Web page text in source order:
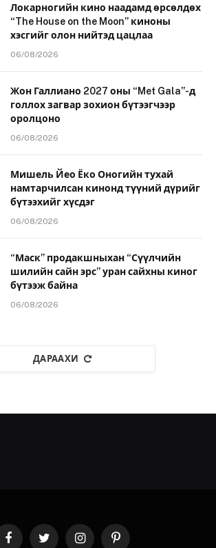
Локарногийн кино наадамд өрсөлдөх
“The House on the Moon” киноны
хэсгийг олон нийтэд цацлаа
06/08/2026
Жон Галлиано 2027 оны “Met Gala”-д
голлох загвар зохион бүтээгчээр
оролцоно
06/08/2026
Мишель Йео Ёко Оногийн тухай
намтарчилсан кинонд түүний дүрийг
бүтээхийг хүсдэг
06/08/2026
“Маск” продакшныхан “Сүүлчийн
шилийн сайн эрс” уран сайхны киног
бүтээж байна
06/08/2026
ДАРААХИ
FacebookTwitter InstagramPinterest